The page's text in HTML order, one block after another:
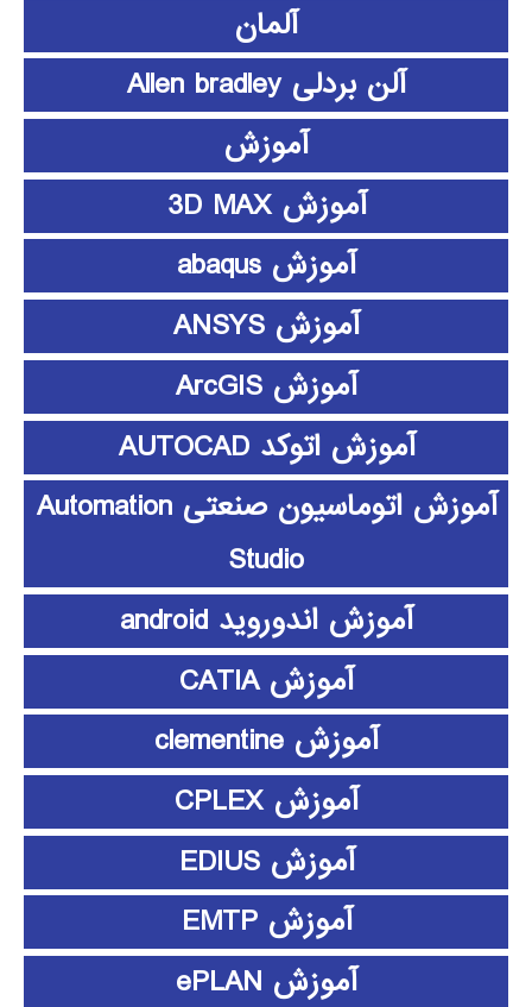
آلمان
آلن بردلی Allen bradley
آموزش
آموزش 3D MAX
آموزش abaqus
آموزش ANSYS
آموزش ArcGIS
آموزش اتوکد AUTOCAD
آموزش اتوماسیون صنعتی Automation
Studio
آموزش اندوروید android
آموزش CATIA
آموزش clementine
آموزش CPLEX
آموزش EDIUS
آموزش EMTP
آموزش ePLAN